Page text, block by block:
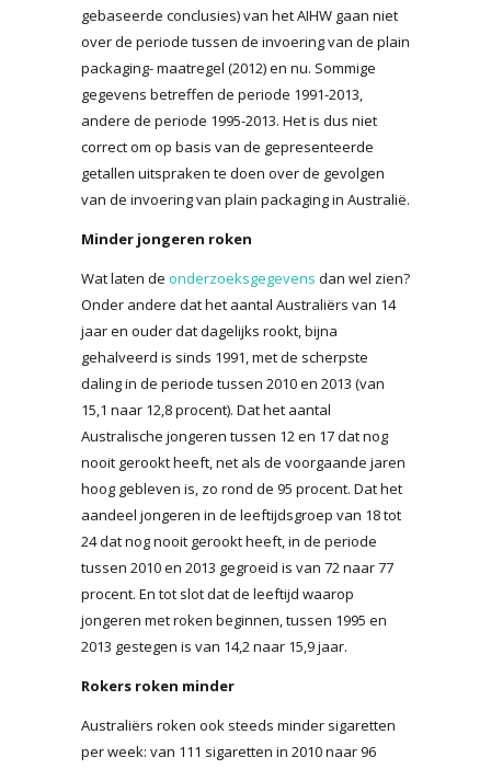
gebaseerde conclusies) van het AIHW gaan niet
over de periode tussen de invoering van de plain
packaging- maatregel (2012) en nu. Sommige
gegevens betreffen de periode 1991-2013,
andere de periode 1995-2013. Het is dus niet
correct om op basis van de gepresenteerde
getallen uitspraken te doen over de gevolgen
van de invoering van plain packaging in Australië.
Minder jongeren roken
Wat laten de onderzoeksgegevens dan wel zien?
Onder andere dat het aantal Australiërs van 14
jaar en ouder dat dagelijks rookt, bijna
gehalveerd is sinds 1991, met de scherpste
daling in de periode tussen 2010 en 2013 (van
15,1 naar 12,8 procent). Dat het aantal
Australische jongeren tussen 12 en 17 dat nog
nooit gerookt heeft, net als de voorgaande jaren
hoog gebleven is, zo rond de 95 procent. Dat het
aandeel jongeren in de leeftijdsgroep van 18 tot
24 dat nog nooit gerookt heeft, in de periode
tussen 2010 en 2013 gegroeid is van 72 naar 77
procent. En tot slot dat de leeftijd waarop
jongeren met roken beginnen, tussen 1995 en
2013 gestegen is van 14,2 naar 15,9 jaar.
Rokers roken minder
Australiërs roken ook steeds minder sigaretten
per week: van 111 sigaretten in 2010 naar 96